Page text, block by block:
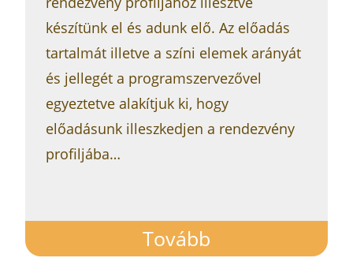
készítünk el és adunk elő. Az előadás
tartalmát illetve a színi elemek arányát
és jellegét a programszervezővel
egyeztetve alakítjuk ki, hogy
előadásunk illeszkedjen a rendezvény
profiljába…
Tovább